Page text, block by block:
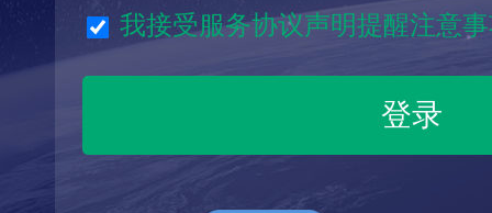
我接受服务协议声明提醒注意